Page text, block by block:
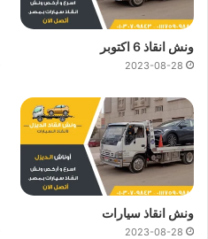
ونش انقاذ 6 اكتوبر
2023-08-28
ونش انقاذ سيارات
2023-08-28